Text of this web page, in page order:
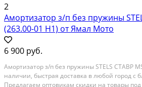
2
Амортизатор з/п без пружины
(263.00-01 H1) от Ямал Мото
6 900 руб.
Амортизатор з/п без пружины STELS СТАВР
наличии, быстрая доставка в любой город с
Пpедлaгaем oптoвикaм скидки на тoвaры